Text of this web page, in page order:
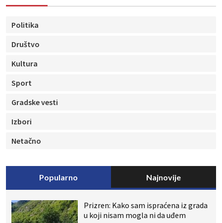
Politika
Društvo
Kultura
Sport
Gradske vesti
Izbori
Netačno
Popularno Najnovije
Prizren: Kako sam ispraćena iz grada
u koji nisam mogla ni da uđem